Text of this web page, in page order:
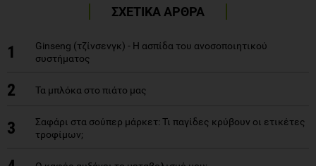
ΣΧΕΤΙΚΑ ΑΡΘΡΑ
1
Ginseng (τζίνσενγκ) - H ασπίδα του ανοσοποιητικού
συστήματος
2 Τα μπλόκα στο πιάτο μας
3
Σαφάρι στα σούπερ μάρκετ: Τι παγίδες κρύβουν οι ετικέτες
τροφίμων;